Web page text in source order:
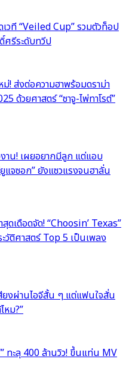
เวที “Veiled Cup” รวมตัวท็อป
ศรีระดับทวีป
! ส่งต่อความฮาพร้อมดราม่า
ด้วยศาสตร์ “ซาจู-ไพ่ทาโรต์”
าน! เผยอยากมีลูก แต่แอบ
แจซอก” ยังแซวแรงจนฮาลั่น
เดือดจัด! “Choosin’ Texas”
ติศาสตร์ Top 5 เป็นเพลง
ยงผ่านไอจีสั้น ๆ แต่แฟนใจสั่น
หม?”
ทะลุ 400 ล้านวิว! ขึ้นแท่น MV